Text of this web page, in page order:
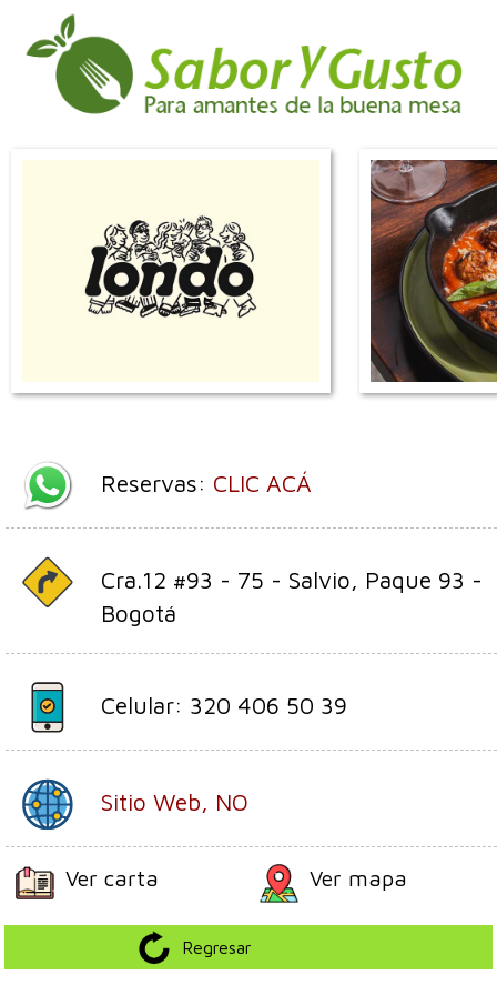
Reservas: CLIC ACÁ
Cra.12 #93 - 75 - Salvio, Paque 93 -
Bogotá
Celular: 320 406 50 39
Sitio Web, NO
Ver carta Ver mapa
Regresar